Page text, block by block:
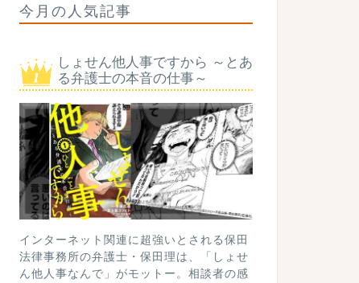
今月の人気記事
しょせん他人事ですから ～とあ
る弁護士の本音の仕事～
インターネット関連に超強いとされる保田
法律事務所の弁護士・保田理は、「しょせ
ん他人事なんで」がモットー。相談者の感